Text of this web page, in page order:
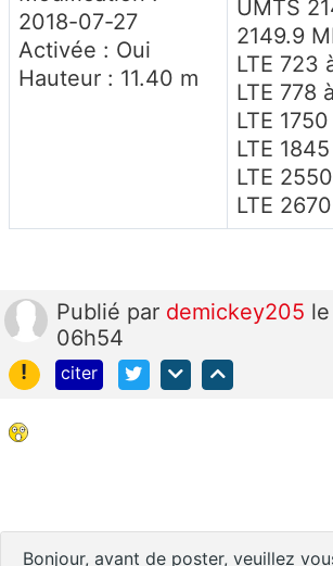
2018-07-27
Activée : Oui
Hauteur : 11.40 m
UMTS
2149.9
LTE 723
LTE 778
LTE
LTE
LTE
LTE
Publié par demickey205
06h54
!
citer
Bonjour, avant de poster, veuillez